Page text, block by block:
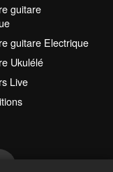
guitare
guitare Electrique
Ukulélé
Live